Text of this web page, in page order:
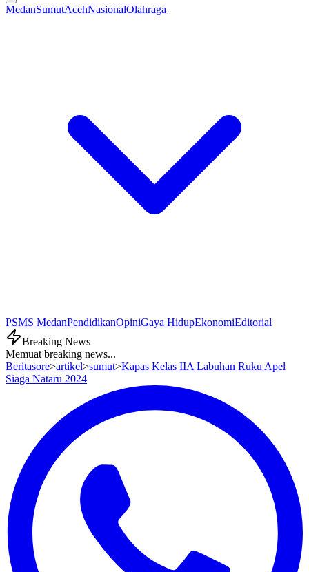
MedanSumutAcehNasionalOlahraga
PSMS MedanPendidikanOpiniGaya HidupEkonomiEditorial
Breaking News
Memuat breaking news...
Beritasore>artikel>sumut>Kapas Kelas IIA Labuhan Ruku Apel
Siaga Nataru 2024